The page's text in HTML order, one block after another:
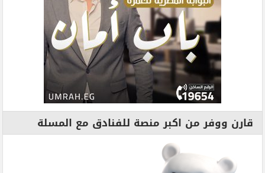
قارن ووفر من اكبر منصة للفنادق مع المسلة